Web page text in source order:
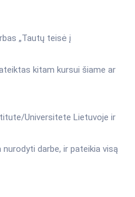
„Tautų teisė į
kitam kursui šiame ar
Universitete Lietuvoje ir
nurodyti darbe, ir pateikia visą